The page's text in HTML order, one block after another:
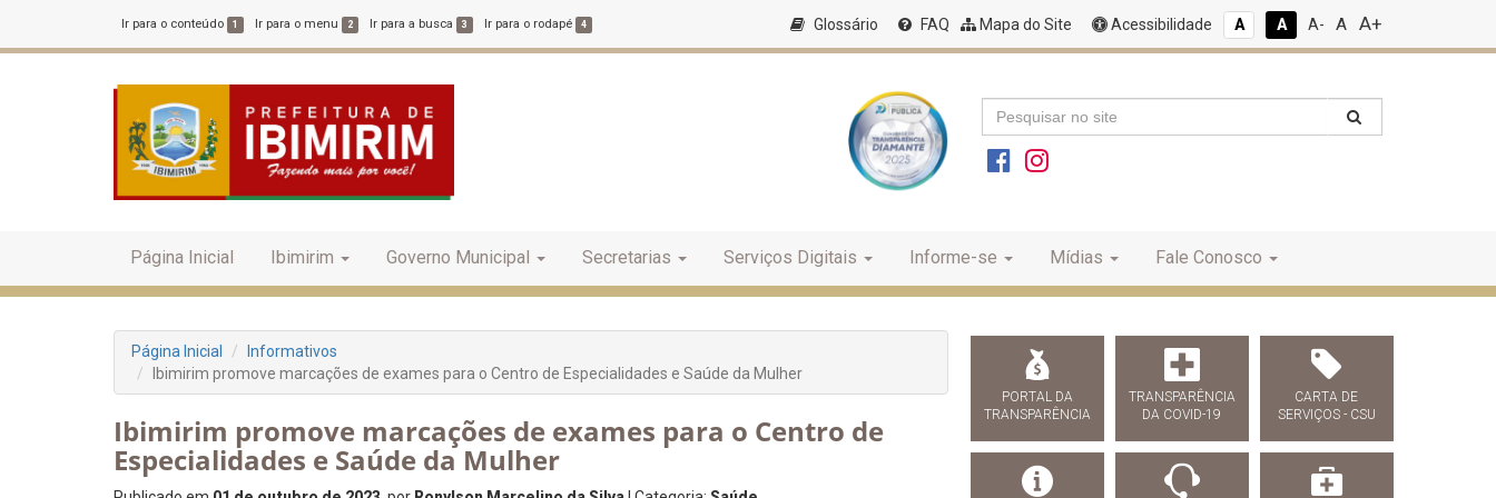
Ir para o conteúdo 1 Ir para o menu 2 Ir para a busca 3 Ir para o rodapé 4 Glossário FAQ Mapa do Site Acessibilidade A A A- A A+
Página Inicial Ibimirim Governo Municipal Secretarias Serviços Digitais Informe-se Mídias Fale Conosco
Página Inicial
Informativos
Ibimirim promove marcações de exames para o Centro de Especialidades e Saúde da Mulher
Ibimirim promove marcações de exames para o Centro de
Especialidades e Saúde da Mulher
PORTAL DA
TRANSPARÊNCIA
TRANSPARÊNCIA
DA COVID-19
CARTA DE
SERVIÇOS - CSU